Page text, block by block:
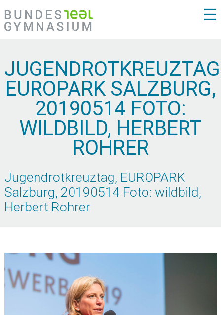
☰
EUROPARK SALZBURG,
20190514 FOTO:
WILDBILD, HERBERT
ROHRER
Jugendrotkreuztag, EUROPARK
Salzburg, 20190514 Foto: wildbild,
Herbert Rohrer